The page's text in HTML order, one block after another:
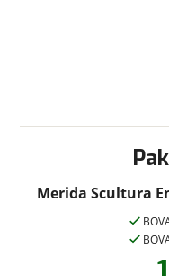
Merida Scultura